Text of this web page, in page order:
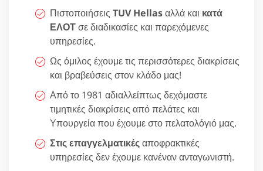
Πιστοποιήσεις TUV Hellasαλλά και κατά
ΕΛΟΤσε διαδικασίες και παρεχόμενες
υπηρεσίες.
Ως όμιλος έχουμε τις περισσότερες διακρίσεις
και βραβεύσεις στον κλάδο μας!
Από το 1981 αδιαλλείπτως δεχόμαστε
τιμητικές διακρίσεις από πελάτες και
Υπουργεία που έχουμε στο πελατολόγιό μας.
Στις επαγγελματικέςαποφρακτικές
υπηρεσίες δεν έχουμε κανέναν ανταγωνιστή.